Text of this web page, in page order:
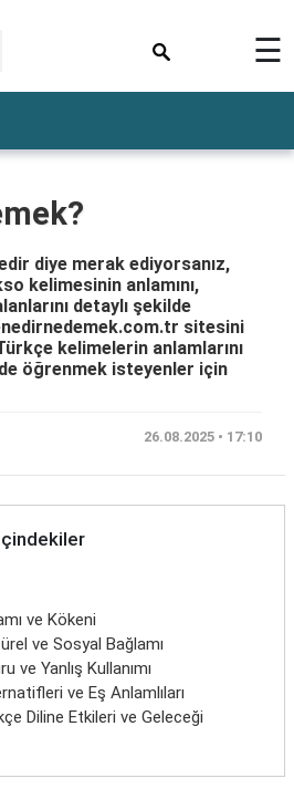
☰
diye merak ediyorsanız,
kelimesinin anlamını,
detaylı şekilde
sitesini
kelimelerin anlamlarını
öğrenmek isteyenler için
26.08.2025 • 17:10
ve Kökeni
ve Sosyal Bağlamı
ve Yanlış Kullanımı
ve Eş Anlamlıları
Diline Etkileri ve Geleceği